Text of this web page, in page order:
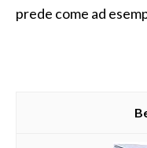
prede come ad